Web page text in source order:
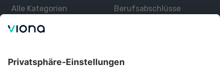
Alle Kategorien
Berufsabschlüsse
Über uns
Lernen mit Viona